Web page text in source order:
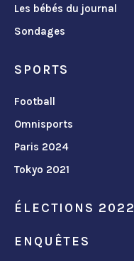
Les bébés du journal
Sondages
SPORTS
Football
Omnisports
Paris 2024
Tokyo 2021
ÉLECTIONS 2022
ENQUÊTES